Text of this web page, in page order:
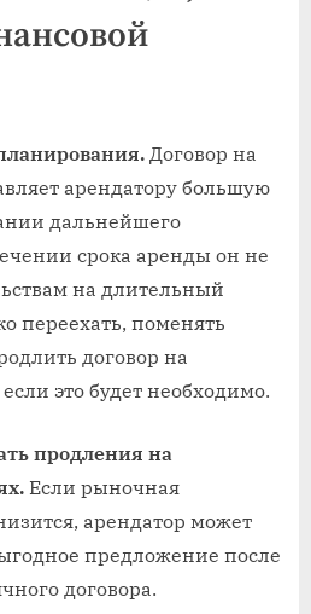
Договор на
арендатору большую
дальнейшего
срока аренды он не
на длительный
переехать, поменять
договор на
это будет необходимо.
продления на
Если рыночная
арендатор может
предложение после
договора.